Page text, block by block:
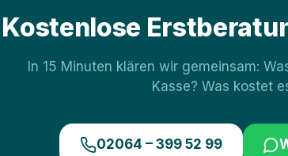
Kostenlose
In 15 Minuten klären wir gemeinsam:
Kasse? Was kostet
02064 – 399 52 99